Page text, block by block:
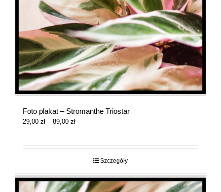
Foto plakat – Stromanthe Triostar
29,00 zł – 89,00 złZakres
29,00 zł
Szczegóły